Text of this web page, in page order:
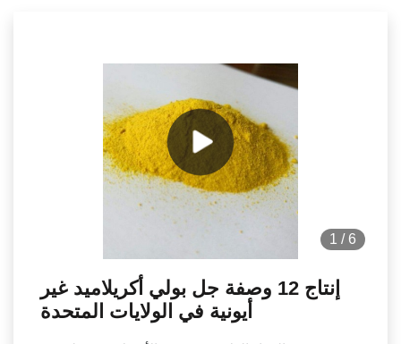
1 / 6
إنتاج 12 وصفة جل بولي أكريلاميد غير
أيونية في الولايات المتحدة